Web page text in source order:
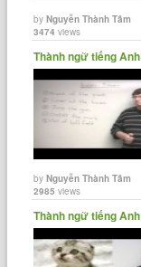
byNguyễn Thành Tâm
3474 views
Thành ngữ tiếng
byNguyễn Thành Tâm
2985 views
Thành ngữ tiếng